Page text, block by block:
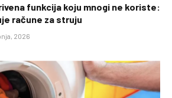
funkcija koju mnogi ne koriste:
račune za struju
2026